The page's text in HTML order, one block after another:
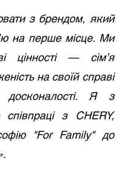
з брендом, який
на перше місце. Ми
цінності — сім’я
на своїй справі
Я з
з CHERY,
"For Family" до